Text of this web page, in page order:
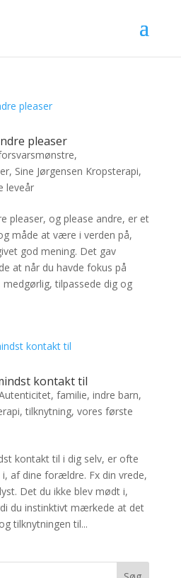
pleaser
,
, Sine Jørgensen Kropsterapi,
leveår
pleaser, og please andre, er et
måde at være i verden på,
god mening. Det gav
at når du havde fokus på
tilpassede dig og
kontakt til
, familie, indre barn,
,tilknytning, vores første
kontakt til i dig selv, er ofte
af dine forældre. Fx din vrede,
Det du ikke blev mødt i,
du instinktivt mærkede at det
tilknytningen til...